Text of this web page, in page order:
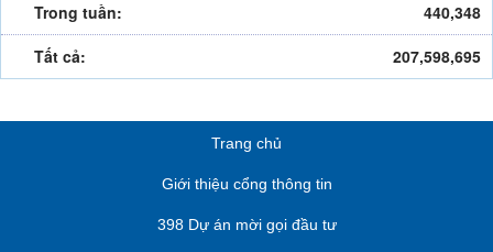
Trong tuần:
440,348
Tất cả:
207,598,695
Trang chủ
Giới thiệu cổng thông tin
398 Dự án mời gọi đầu tư